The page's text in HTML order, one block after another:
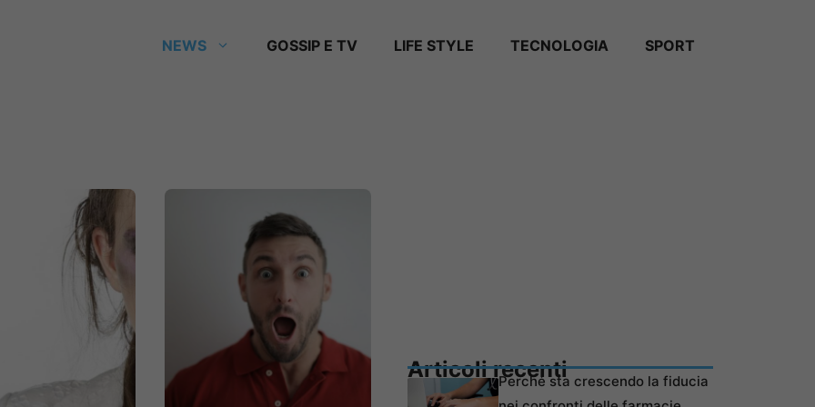
NEWS GOSSIP E TV LIFE STYLE TECNOLOGIA SPORT
Articoli recentiPerché sta crescendo la fiducia